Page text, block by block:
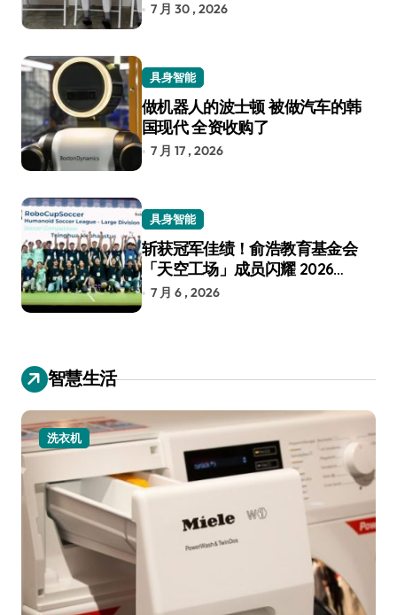
7 月 30 , 2026
具身智能
做机器人的波士顿 被做汽车的韩
国现代 全资收购了
7 月 17 , 2026
具身智能
斩获冠军佳绩！俞浩教育基金会
「天空工场」成员闪耀 2026
RoboCup 机器人世界杯
7 月 6 , 2026
智慧生活
洗衣机